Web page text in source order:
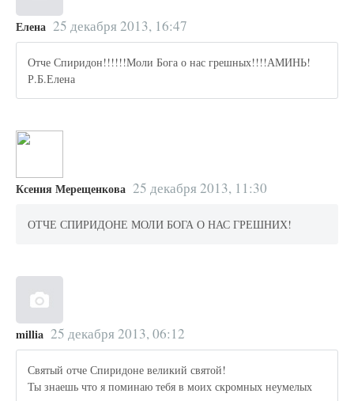
Елена 25 декабря 2013, 16:47
Отче Спиридон!!!!!!Моли Бога о нас грешных!!!!АМИНЬ!
Р.Б.Елена
Ксения Мерещенкова 25 декабря 2013, 11:30
ОТЧЕ СПИРИДОНЕ МОЛИ БОГА О НАС ГРЕШНИХ!
millia 25 декабря 2013, 06:12
Святый отче Спиридоне великий святой!
Ты знаешь что я поминаю тебя в моих скромных неумелых